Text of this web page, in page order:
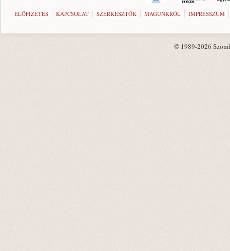
ELŐFIZETÉS KAPCSOLAT SZERKESZTŐK MAGUNKRÓL IMPRESSZUM
© 1989-2026